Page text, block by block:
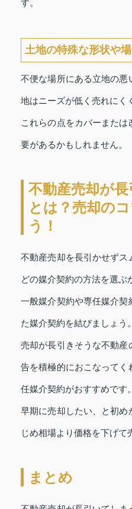
す。
土地の特殊な形状や
不便な場所にある立地の悪
地はニーズが低く売れにく
これらの点をカバーまた
要があるかもしれません。
不動産売却が
とは？売却の
う！
不動産売却を長引かせずス
どの媒介契約の方法を選ぶ
一般媒介契約や専任媒介契
た媒介契約を結びましょう。
売却が長引きそうな不動産
告を積極的におこなって
任媒介契約がおすすめです。
早期に売却したい、と初
じめ相場より価格を下げて
まとめ